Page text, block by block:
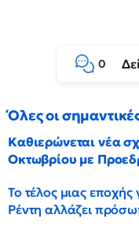
0
Όλες οι
Καθιερώνεται νέα
Οκτωβρίου με
Το τέλος μιας
Ρέντη αλλάζει